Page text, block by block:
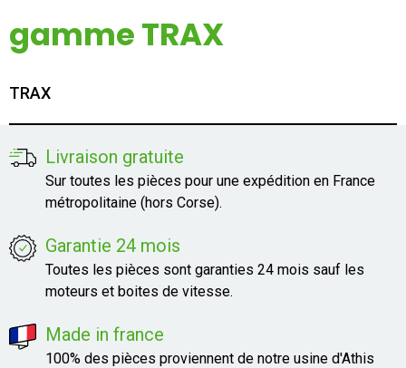
gamme TRAX
TRAX
Livraison gratuite
Sur toutes les pièces pour une expédition en France
métropolitaine (hors Corse).
Garantie 24 mois
Toutes les pièces sont garanties 24 mois sauf les
moteurs et boites de vitesse.
Made in france
100% des pièces proviennent de notre usine d'Athis